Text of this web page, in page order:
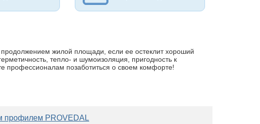
жилой площади, если ее остеклит хороший
тепло- и шумоизоляция, пригодность к
профессионалам позаботиться о своем комфорте!
профилем PROVEDAL